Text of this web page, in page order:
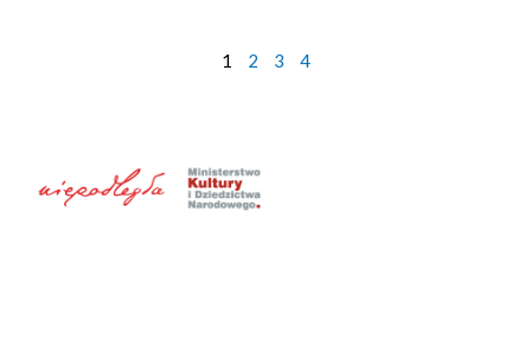
1 2 3 4